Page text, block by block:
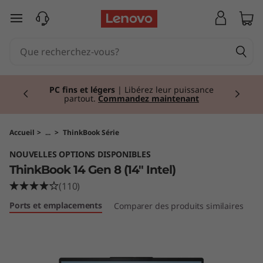
T
B
o
o
k
passer au contenu principal
PC fins et légers | Libérez leur puissance
partout. Commandez maintenant
Accueil > ... > ThinkBook Série
NOUVELLES OPTIONS DISPONIBLES
ThinkBook 14 Gen 8 (14" Intel)
(110)
Ports et emplacements Comparer des produits similaires